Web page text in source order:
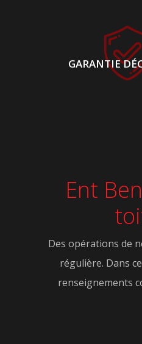
GARANTIE
Ent
Des opérations de
régulière. Dans
renseignements